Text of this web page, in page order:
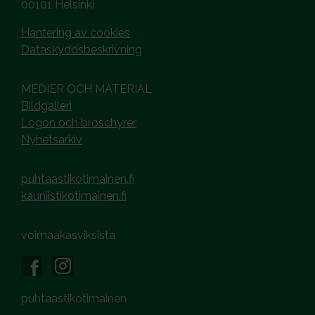
00101 Helsinki
Hantering av cookies
Dataskyddsbeskrivning
MEDIER OCH MATERIAL
Bildgalleri
Logon och broschyrer
Nyhetsarkiv
puhtaastikotimainen.fi
kauniistikotimainen.fi
voimaakasviksista
puhtaastikotimainen